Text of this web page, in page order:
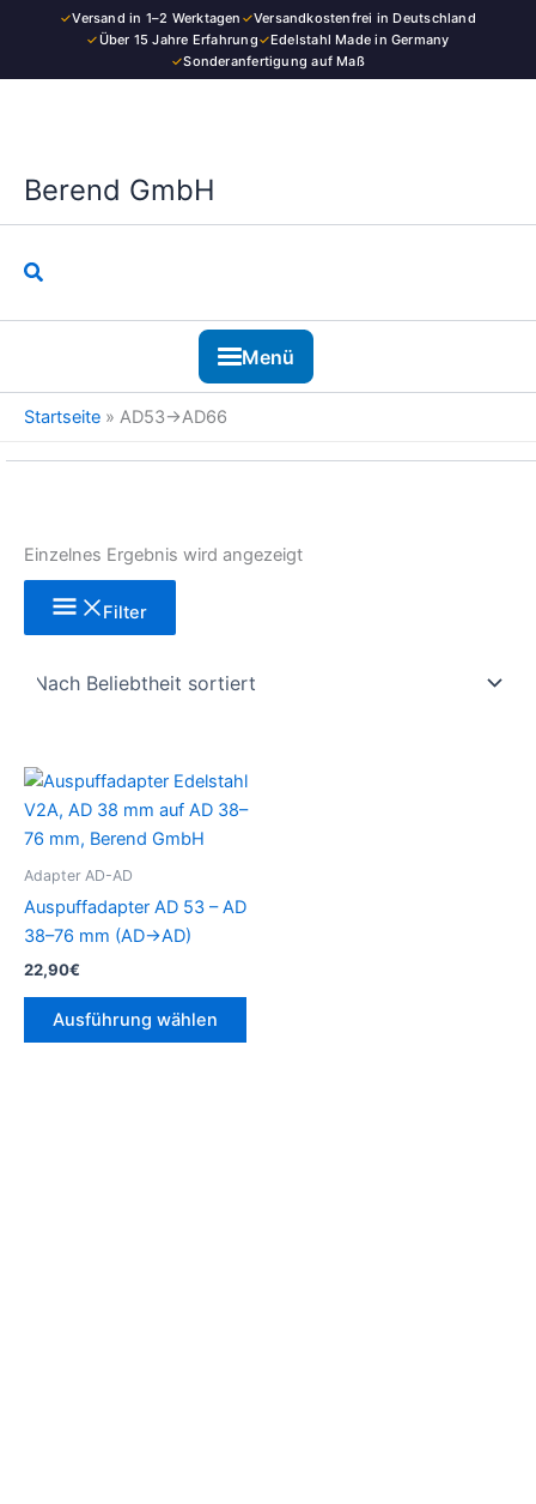
✓Versand in 1–2 Werktagen ✓Versandkostenfrei in Deutschland
✓Über 15 Jahre Erfahrung✓Edelstahl Made in Germany
✓Sonderanfertigung auf Maß
Berend GmbH
Suchen
Menü
Startseite » AD53→AD66
Einzelnes Ergebnis wird angezeigt
Filter
Adapter AD-AD
Auspuffadapter AD 53 – AD
38–76 mm (AD→AD)
22,90€
Ausführung wählen
Dieses
Produkt
auf
Kategorie